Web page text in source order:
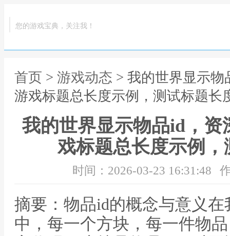
您的游戏宝典，关注我！
首页 > 游戏动态 > 我的世界显示
游戏标题总长度示例，测试标题长
我的世界显示物品id，
戏标题总长度示例
时间：2026-03-23 16:31:48
摘要：物品id的概念与意义
中，每一个方块，每一件物